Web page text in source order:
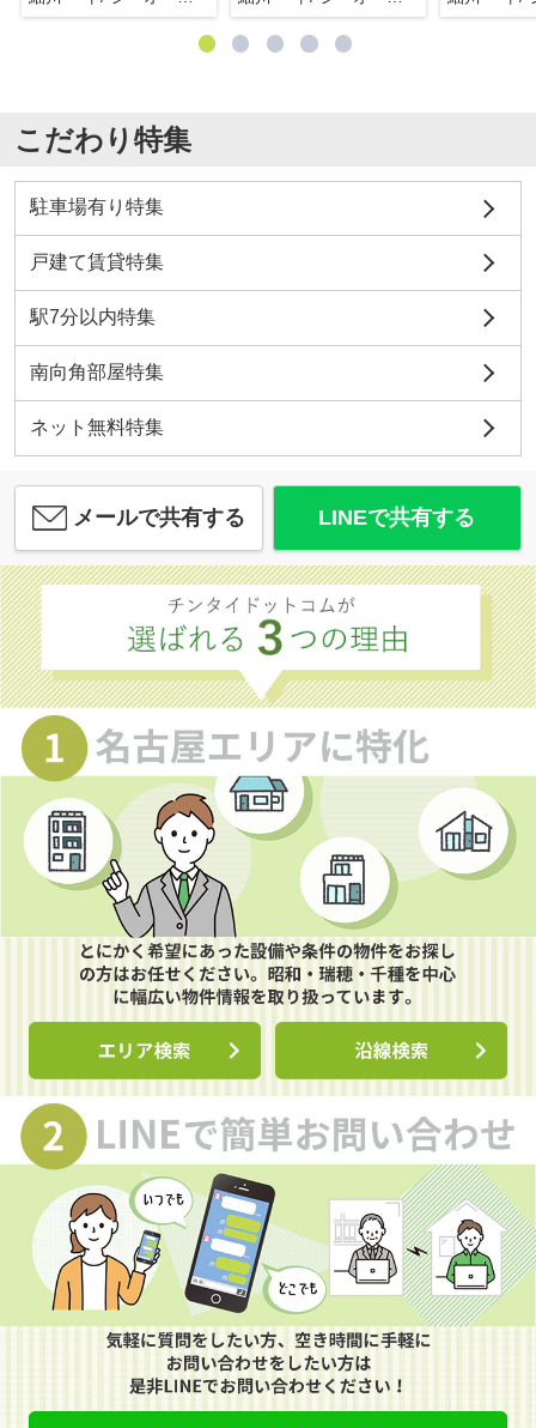
こだわり特集
駐車場有り特集
戸建て賃貸特集
駅7分以内特集
南向角部屋特集
ネット無料特集
メールで共有する LINEで共有する